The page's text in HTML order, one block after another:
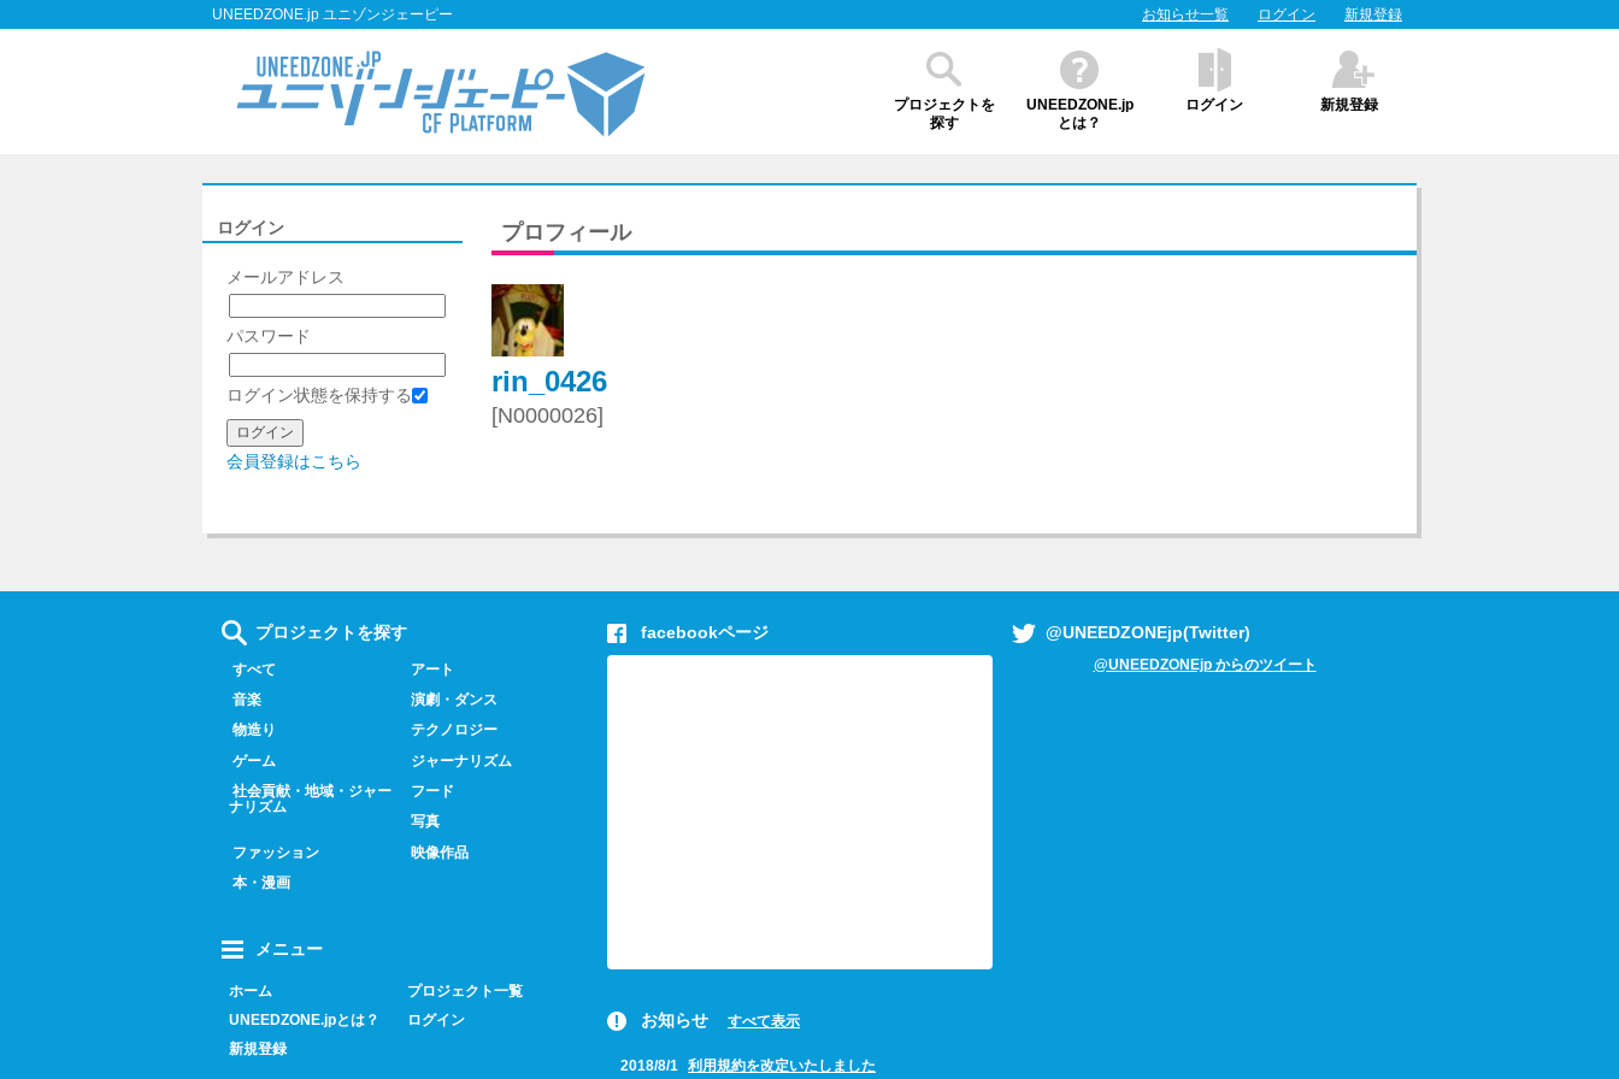
UNEEDZONE.jp ユニゾンジェーピー お知らせ一覧 ログイン 新規登録
プロジェクトを
探す
UNEEDZONE.jp
とは？
ログイン 新規登録
プロフィール
rin_0426
[N0000026]
ログイン
メールアドレス
パスワード
ログイン状態を保持する
会員登録はこちら
プロジェクトを探す
すべて
アート
音楽
演劇・ダンス
物造り
テクノロジー
ゲーム
ジャーナリズム
社会貢献・地域・ジャー
ナリズム
フード
写真
ファッション
映像作品
本・漫画
メニュー
ホーム
プロジェクト一覧
UNEEDZONE.jpとは？
ログイン
新規登録
facebookページ @UNEEDZONEjp(Twitter)
@UNEEDZONEjp からのツイート
お知らせ すべて表示
2018/8/1 利用規約を改定いたしました